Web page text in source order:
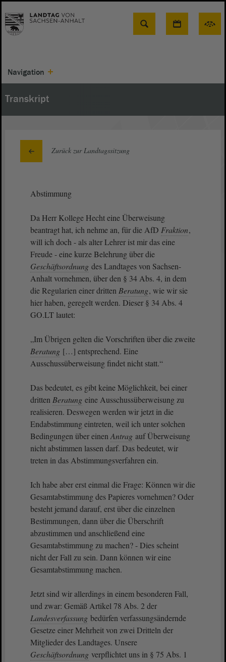
Suche
Navigation
Transkript
Zurück zur Landtagssitzung
Abstimmung
Da Herr Kollege Hecht eine Überweisung
beantragt hat, ich nehme an, für die AfD Fraktion,
will ich doch - als alter Lehrer ist mir das eine
Freude - eine kurze Belehrung über die
Geschäftsordnung des Landtages von Sachsen-
Anhalt vornehmen, über den § 34 Abs. 4, in dem
die Regularien einer dritten Beratung, wie wir sie
hier haben, geregelt werden. Dieser § 34 Abs. 4
GO.LT lautet:
„Im Übrigen gelten die Vorschriften über die zweite
Beratung […] entsprechend. Eine
Ausschussüberweisung findet nicht statt.“
Das bedeutet, es gibt keine Möglichkeit, bei einer
dritten Beratung eine Ausschussüberweisung zu
realisieren. Deswegen werden wir jetzt in die
Endabstimmung eintreten, weil ich unter solchen
Bedingungen über einen Antrag auf Überweisung
nicht abstimmen lassen darf. Das bedeutet, wir
treten in das Abstimmungsverfahren ein.
Ich habe aber erst einmal die Frage: Können wir die
Gesamtabstimmung des Papieres vornehmen? Oder
besteht jemand darauf, erst über die einzelnen
Bestimmungen, dann über die Überschrift
abzustimmen und anschließend eine
Gesamtabstimmung zu machen? - Dies scheint
nicht der Fall zu sein. Dann können wir eine
Gesamtabstimmung machen.
Jetzt sind wir allerdings in einem besonderen Fall,
und zwar: Gemäß Artikel 78 Abs. 2 der
Landesverfassung bedürfen verfassungsändernde
Gesetze einer Mehrheit von zwei Dritteln der
Mitglieder des Landtages. Unsere
Geschäftsordnung verpflichtet uns in § 75 Abs. 1